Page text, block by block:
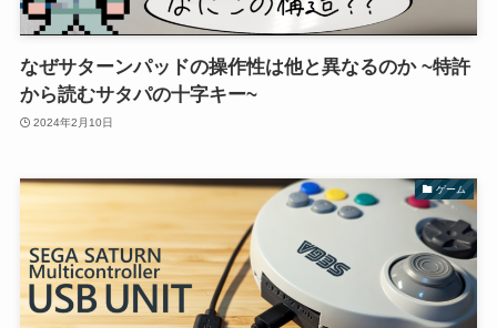
なぜサターンパッドの操作性は他と異なるのか ~特許
から読むサタパの十字キー~
2024年2月10日
ゲーム